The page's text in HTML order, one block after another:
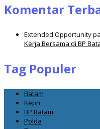
Komentar
Extended Opportunity
Kerja Bersama di BP
Tag Populer
Batam
Kepri
BP Batam
Polda